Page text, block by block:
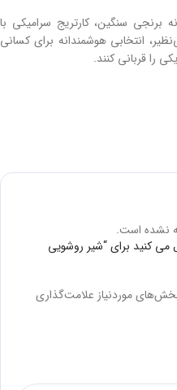
سنگین، کارتریج سرامیکی با
انتخابی هوشمندانه برای کسانی
را قربانی کنند.
نشده است.
می کنید برای “شیر روشویی
موردنیاز علامت‌گذاری